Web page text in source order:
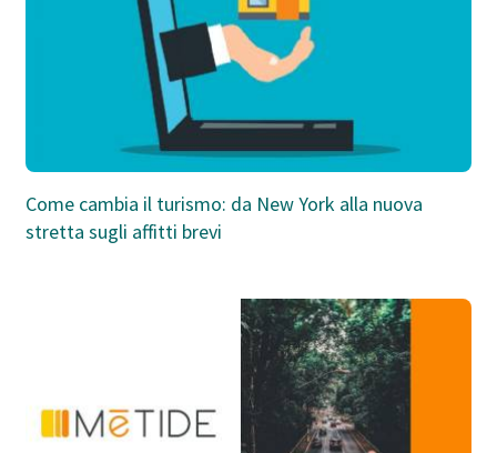
Come cambia il turismo: da New York alla nuova
stretta sugli affitti brevi